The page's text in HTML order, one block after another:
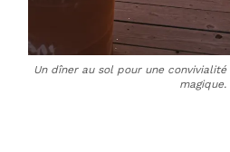
Un dîner au sol pour une
magique.